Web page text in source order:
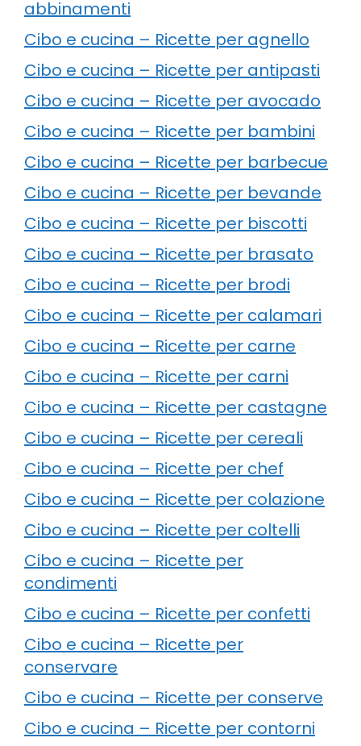
abbinamenti
Cibo e cucina – Ricette per agnello
Cibo e cucina – Ricette per antipasti
Cibo e cucina – Ricette per avocado
Cibo e cucina – Ricette per bambini
Cibo e cucina – Ricette per barbecue
Cibo e cucina – Ricette per bevande
Cibo e cucina – Ricette per biscotti
Cibo e cucina – Ricette per brasato
Cibo e cucina – Ricette per brodi
Cibo e cucina – Ricette per calamari
Cibo e cucina – Ricette per carne
Cibo e cucina – Ricette per carni
Cibo e cucina – Ricette per castagne
Cibo e cucina – Ricette per cereali
Cibo e cucina – Ricette per chef
Cibo e cucina – Ricette per colazione
Cibo e cucina – Ricette per coltelli
Cibo e cucina – Ricette per
condimenti
Cibo e cucina – Ricette per confetti
Cibo e cucina – Ricette per
conservare
Cibo e cucina – Ricette per conserve
Cibo e cucina – Ricette per contorni